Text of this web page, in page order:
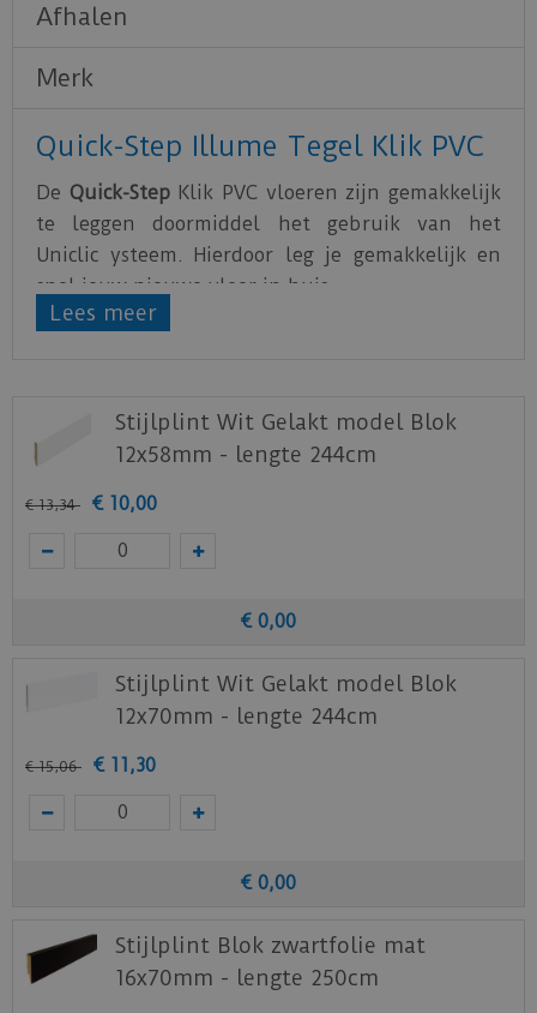
Afhalen
Merk
Quick-Step Illume Tegel Klik PVC
De Quick-StepKlik PVC vloeren zijn gemakkelijk
te leggen doormiddel het gebruik van het
Uniclic ysteem. Hierdoor leg je gemakkelijk en
snel jouw nieuwe vloer in huis.
De PVC vloeren van Quick-Step zijn water- en
de Illume serie heeft een geïntegreerde
ondervloer waardoor er geen aanvullende
de vloerverwarming instructie.
Staal aanvragen
Benieuwd hoe deze nieuwe vloer eruit ziet bij je
nuhier een staal op van deze vloer bij Quick-
Step.
Lees meer
Stijlplint Wit Gelakt model Blok
12x58mm - lengte 244cm
€ 13,34 € 10,00
€ 0,00
Stijlplint Wit Gelakt model Blok
12x70mm - lengte 244cm
€ 15,06 € 11,30
€ 0,00
Stijlplint Blok zwartfolie mat
16x70mm - lengte 250cm